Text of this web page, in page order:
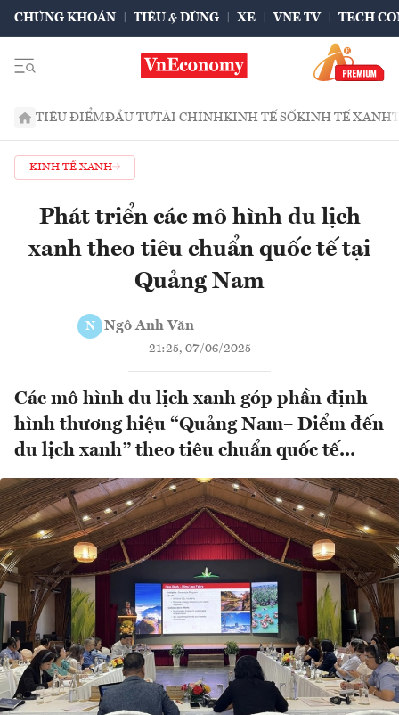
CHỨNG KHOÁN TIÊU & DÙNG XE VNE TV TECH
TIÊU ĐIỂMĐẦU TƯTÀI CHÍNHKINH TẾ SỐKINH TẾ XANH
KINH TẾ XANH
Phát triển các mô hình du lịch
xanh theo tiêu chuẩn quốc tế tại
Quảng Nam
N Ngô Anh Văn
21:25, 07/06/2025
Các mô hình du lịch xanh góp phần định
hình thương hiệu “Quảng Nam– Điểm đến
du lịch xanh” theo tiêu chuẩn quốc tế...